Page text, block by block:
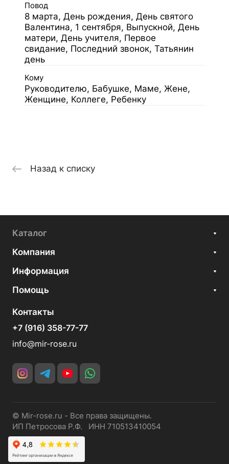
Повод
8 марта, День рождения, День святого
Валентина, 1 сентября, Выпускной, День
матери, День учителя, Первое
свидание, Последний звонок, Татьянин
день
Кому
Руководителю, Бабушке, Маме, Жене,
Женщине, Коллеге, Ребенку
Назад к списку
Каталог
Компания
Информация
Помощь
Контакты
+7 (916) 358-77-77
info@mir-rose.ru
© Mir-rose.ru - Все права защищены.
ИП Петросова Р.Ф. ИНН 710513410054